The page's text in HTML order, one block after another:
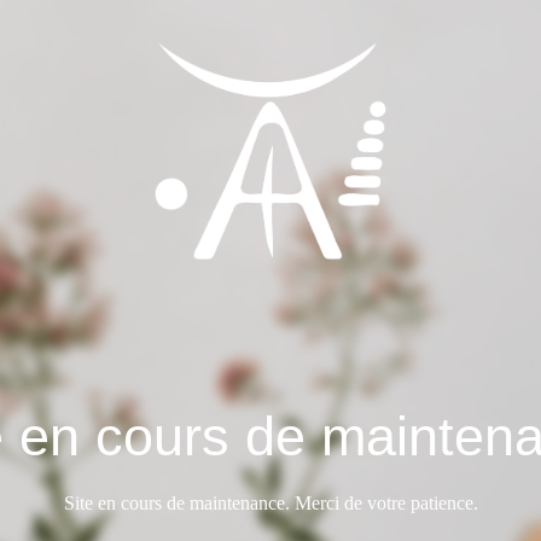
en cours de
Site en cours de maintenance. Merci de votre patience.